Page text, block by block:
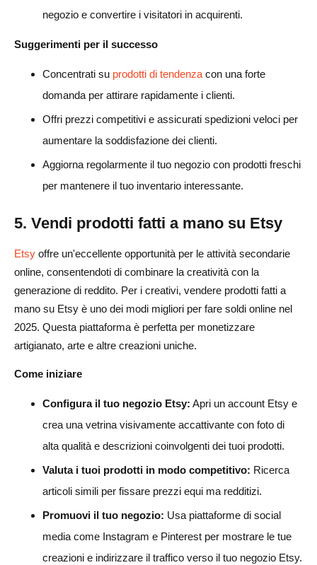
negozio e convertire i visitatori in acquirenti.
Suggerimenti per il successo
Concentrati su prodotti di tendenza con una forte
domanda per attirare rapidamente i clienti.
Offri prezzi competitivi e assicurati spedizioni veloci per
aumentare la soddisfazione dei clienti.
Aggiorna regolarmente il tuo negozio con prodotti freschi
per mantenere il tuo inventario interessante.
5. Vendi prodotti fatti a mano su Etsy
Etsy offre un'eccellente opportunità per le attività secondarie
online, consentendoti di combinare la creatività con la
generazione di reddito. Per i creativi, vendere prodotti fatti a
mano su Etsy è uno dei modi migliori per fare soldi online nel
2025. Questa piattaforma è perfetta per monetizzare
artigianato, arte e altre creazioni uniche.
Come iniziare
Configura il tuo negozio Etsy: Apri un account Etsy e
crea una vetrina visivamente accattivante con foto di
alta qualità e descrizioni coinvolgenti dei tuoi prodotti.
Valuta i tuoi prodotti in modo competitivo: Ricerca
articoli simili per fissare prezzi equi ma redditizi.
Promuovi il tuo negozio: Usa piattaforme di social
media come Instagram e Pinterest per mostrare le tue
creazioni e indirizzare il traffico verso il tuo negozio Etsy.